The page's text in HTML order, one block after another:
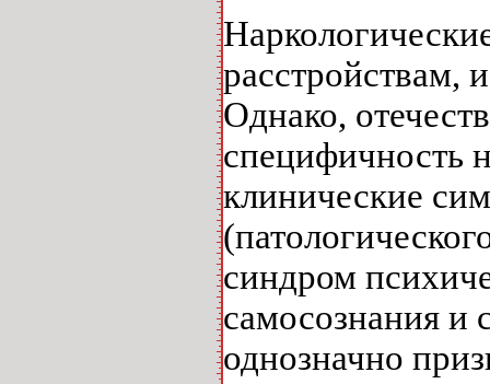
расстройствам,
Однако,
специфичность
клинические
синдром
самосознания и
однозначно